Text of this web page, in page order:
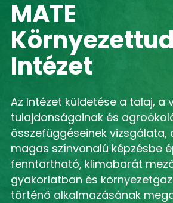
MATE
Intézet
Az Intézet küldetése a talaj, a
tulajdonságainak és
összefüggéseinek vizsgálata,
magas színvonalú képzésbe
fenntartható, klimabarát
gyakorlatban és
történő alkalmazásának